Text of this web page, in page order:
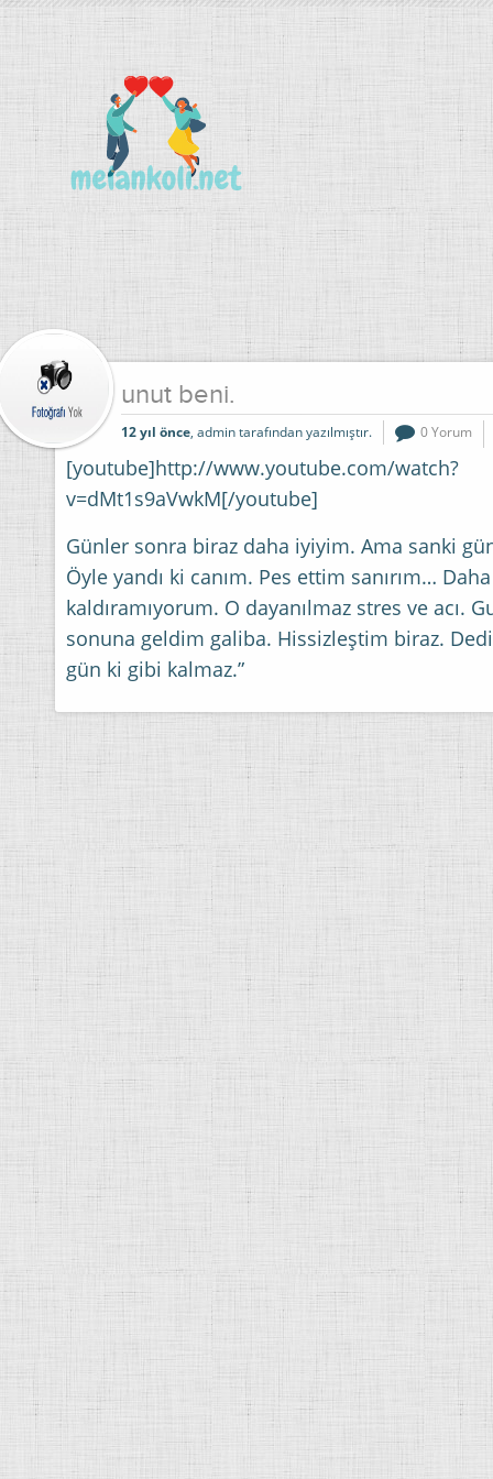
unut beni.
12 yıl önce, admin tarafından yazılmıştır. 0 Yorum
[youtube]http://www.youtube.com/watch?
v=dMt1s9aVwkM[/youtube]
Günler sonra biraz daha iyiyim. Ama sanki
Öyle yandı ki canım. Pes ettim sanırım… Daha
kaldıramıyorum. O dayanılmaz stres ve acı.
sonuna geldim galiba. Hissizleştim biraz.
gün ki gibi kalmaz.”